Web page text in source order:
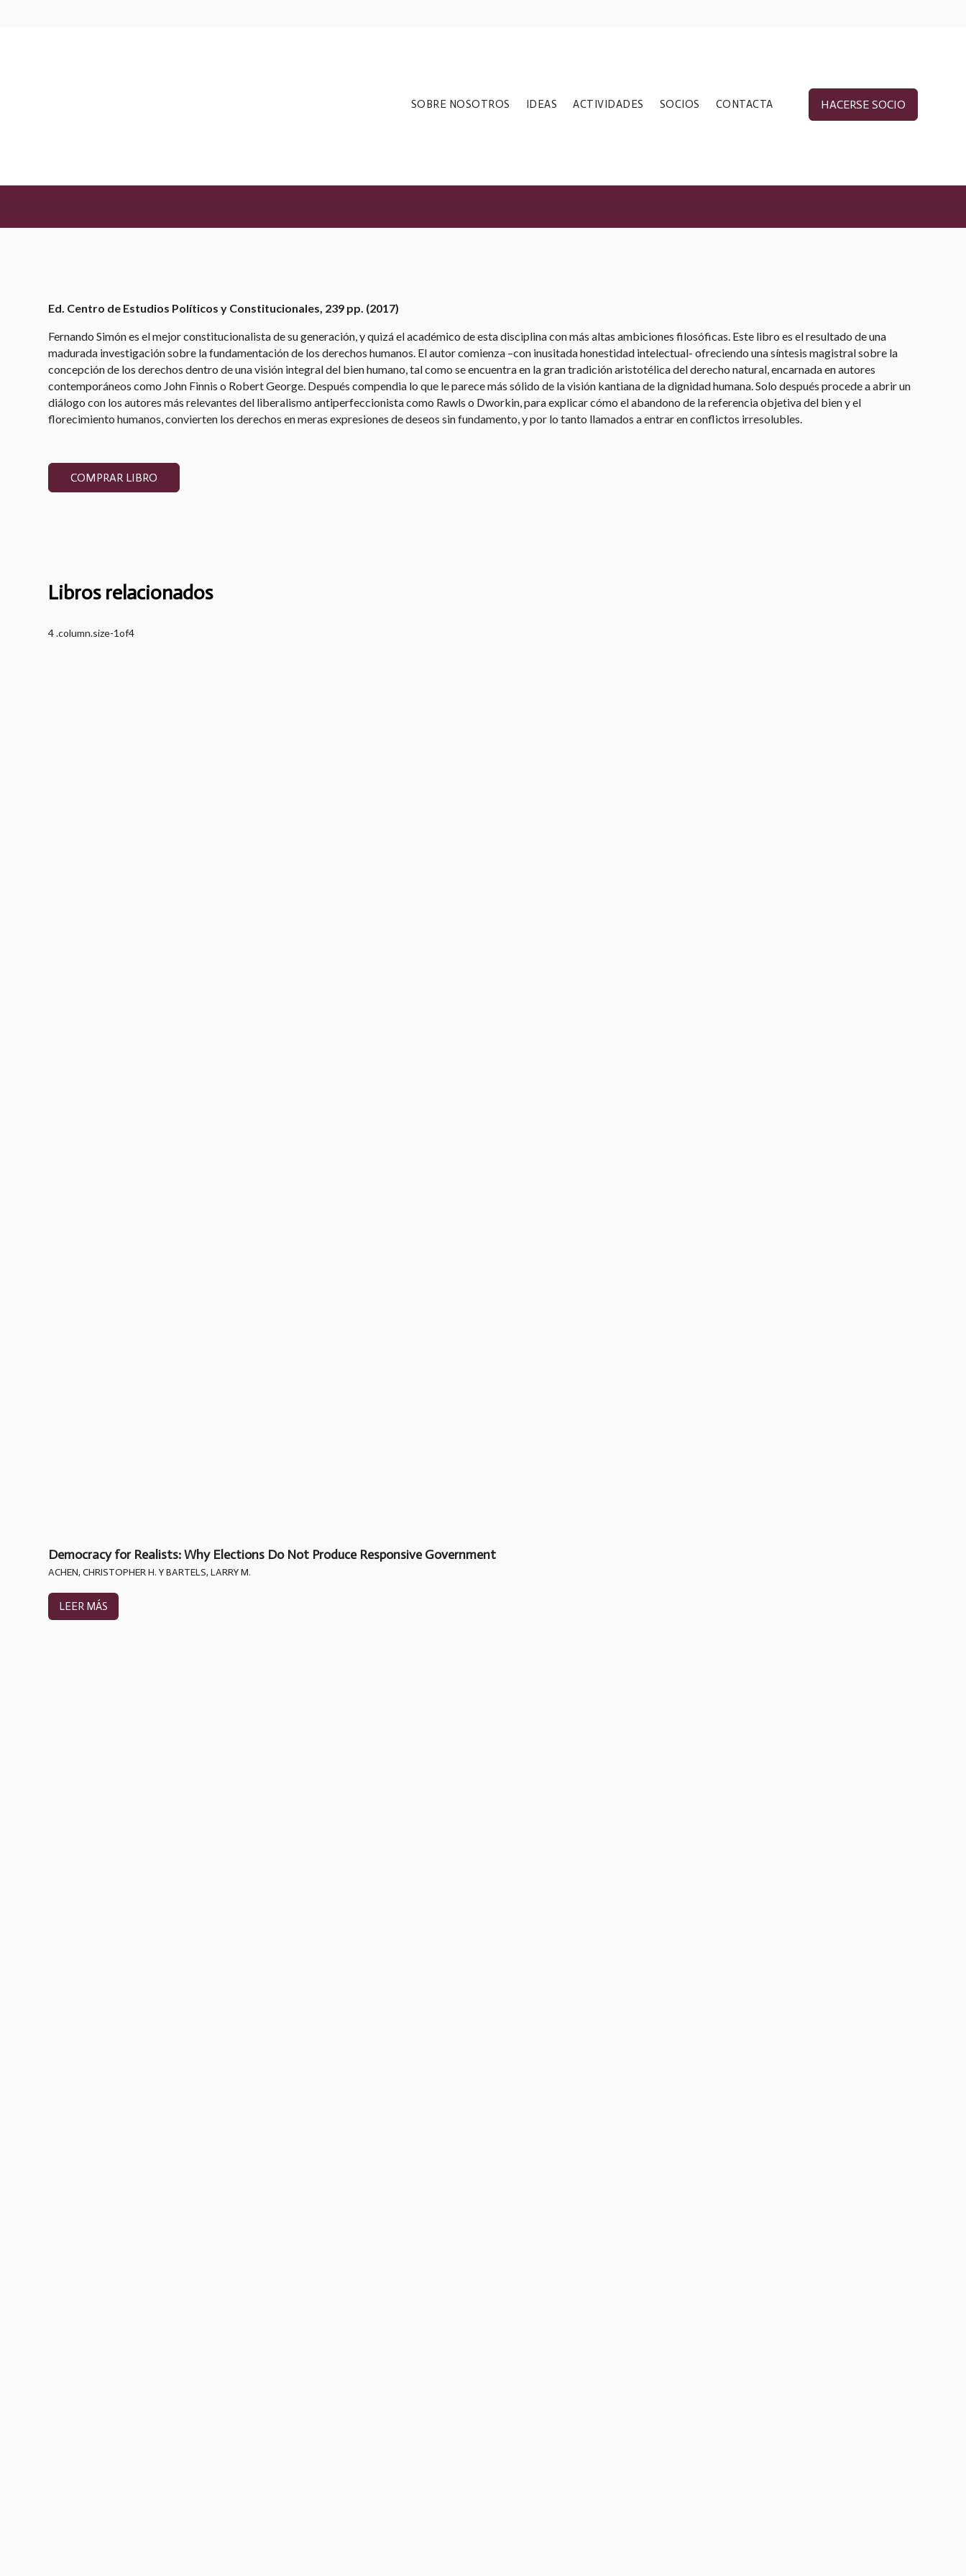
SOBRE NOSOTROS IDEAS ACTIVIDADES SOCIOS CONTACTA HACERSE SOCIO
Ed. Centro de Estudios Políticos y Constitucionales, 239 pp. (2017)
Fernando Simón es el mejor constitucionalista de su generación, y quizá el académico de esta disciplina con más altas ambiciones filosóficas. Este libro es el resultado de una
madurada investigación sobre la fundamentación de los derechos humanos. El autor comienza –con inusitada honestidad intelectual- ofreciendo una síntesis magistral sobre la
concepción de los derechos dentro de una visión integral del bien humano, tal como se encuentra en la gran tradición aristotélica del derecho natural, encarnada en autores
contemporáneos como John Finnis o Robert George. Después compendia lo que le parece más sólido de la visión kantiana de la dignidad humana. Solo después procede a abrir un
diálogo con los autores más relevantes del liberalismo antiperfeccionista como Rawls o Dworkin, para explicar cómo el abandono de la referencia objetiva del bien y el
florecimiento humanos, convierten los derechos en meras expresiones de deseos sin fundamento, y por lo tanto llamados a entrar en conflictos irresolubles.
COMPRAR LIBRO
Libros relacionados
Democracy for Realists: Why Elections Do Not Produce Responsive Government
ACHEN, CHRISTOPHER H. Y BARTELS, LARRY M.
LEER MÁS